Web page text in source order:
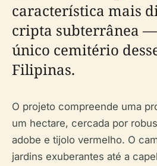
característica mais
cripta subterrânea
único cemitério
Filipinas.
O projeto compreende uma
um hectare, cercada por
adobe e tijolo vermelho. O
jardins exuberantes até a